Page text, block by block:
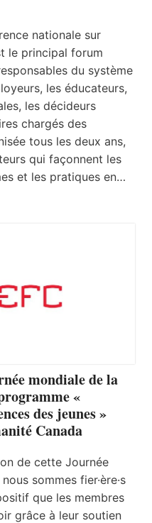
nationale sur
le principal forum
du système
les éducateurs,
les décideurs
chargés des
tous les deux ans,
qui façonnent les
et les pratiques en…
mondiale de la
«
des jeunes »
Canada
de cette Journée
sommes fier·ère·s
que les membres
grâce à leur soutien